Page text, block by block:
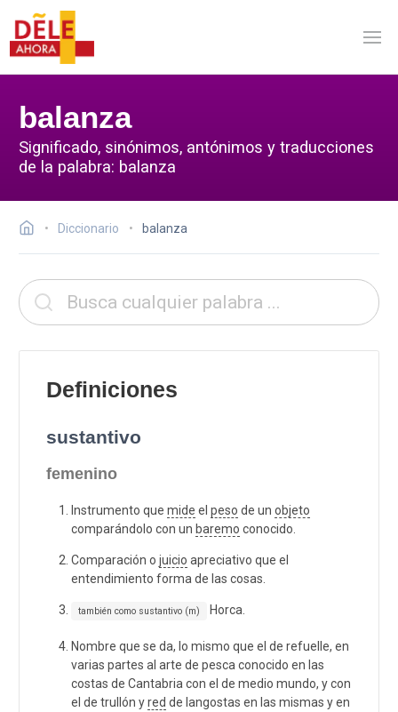
balanza
Significado, sinónimos, antónimos y traducciones
de la palabra: balanza
Diccionario balanza
Definiciones
sustantivo
femenino
Instrumento que mide el peso de un objeto
comparándolo con un baremo conocido.
Comparación o juicio apreciativo que el
entendimiento forma de las cosas.
también como sustantivo (m) Horca.
Nombre que se da, lo mismo que el de refuelle, en
varias partes al arte de pesca conocido en las
costas de Cantabria con el de medio mundo, y con
el de trullón yred de langostas en las mismas y en